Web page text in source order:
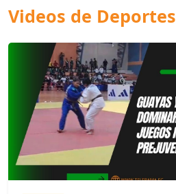
Videos de Deportes